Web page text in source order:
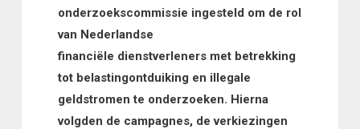
onderzoekscommissie ingesteld om de rol
van Nederlandse
financiële dienstverleners met betrekking
tot belastingontduiking en illegale
geldstromen te onderzoeken. Hierna
volgden de campagnes, de verkiezingen